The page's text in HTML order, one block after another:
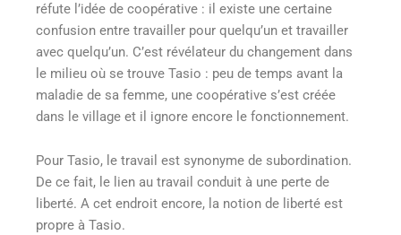
réfute l’idée de coopérative : il existe une certaine
confusion entre travailler pour quelqu’un et travailler
avec quelqu’un. C’est révélateur du changement dans
le milieu où se trouve Tasio : peu de temps avant la
maladie de sa femme, une coopérative s’est créée
dans le village et il ignore encore le fonctionnement.
Pour Tasio, le travail est synonyme de subordination.
De ce fait, le lien au travail conduit à une perte de
liberté. A cet endroit encore, la notion de liberté est
propre à Tasio.